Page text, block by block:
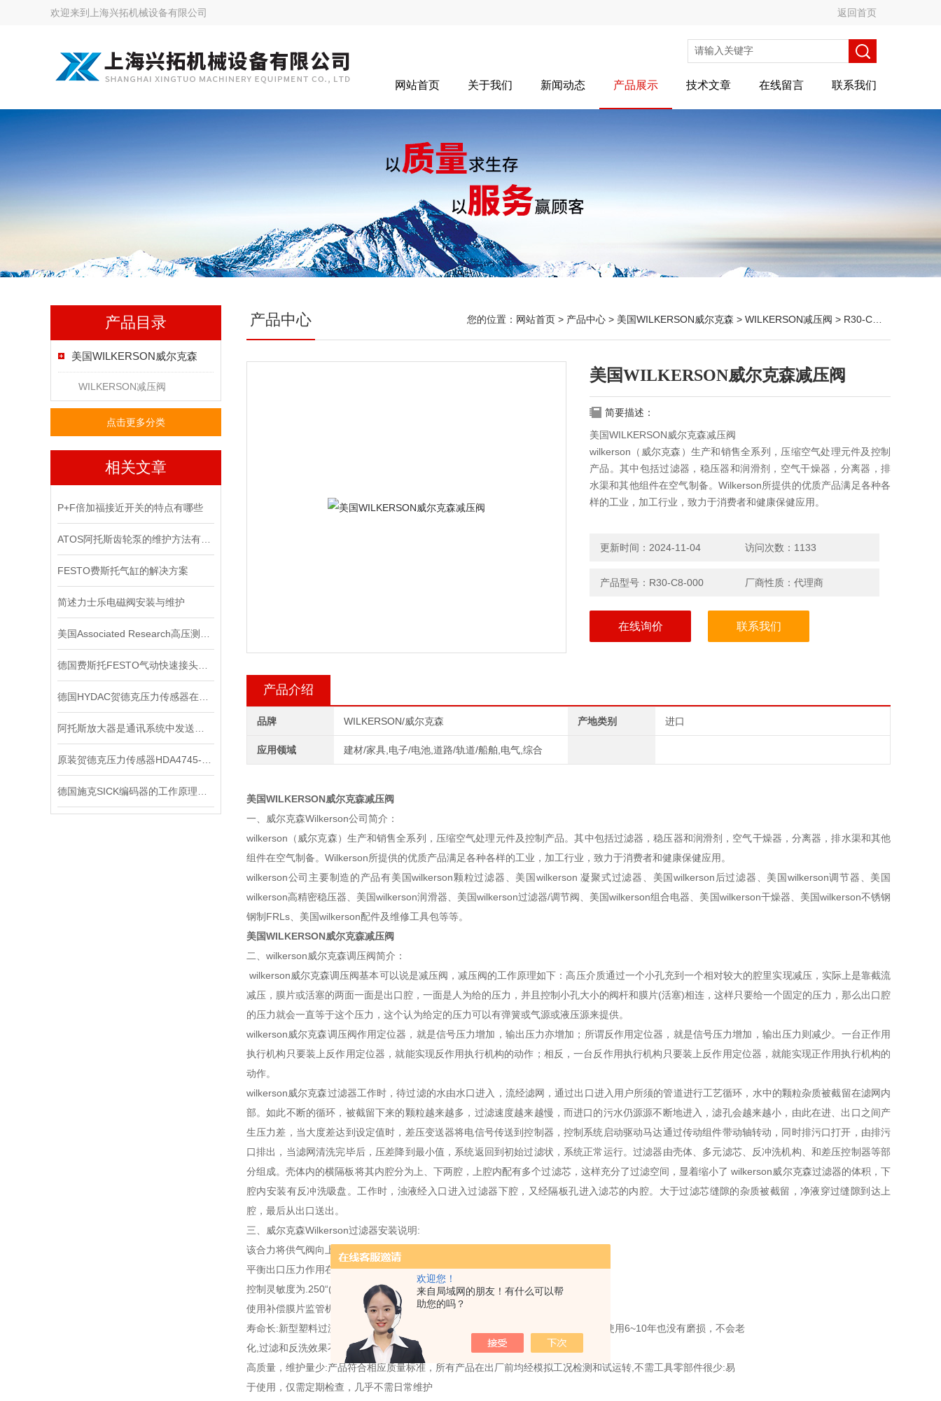
欢迎您！
来自局域网的朋友！有什么可以帮
助您的吗？
欢迎来到 上海兴拓机械设备有限公司 返回首页
网站首页 关于我们 新闻动态 产品展示 技术文章 在线留言 联系我们
产品目录
美国WILKERSON威尔克森
WILKERSON减压阀
点击更多分类
相关文章
P+F倍加福接近开关的特点有哪些
FESTO费斯托气缸的解决方案
简述力士乐电磁阀安装与维护
产品中心 您的位置： 网站首页 > 产品中心 > 美国WILKERSON威尔克森 > WILKERSON减压阀 > R30-C8-000美国WILKERSON威尔克森减压阀
美国WILKERSON威尔克森减压阀
简要描述：
美国WILKERSON威尔克森减压阀
wilkerson（威尔克森）生产和销售全系列，压缩空气处理元件及控制
产品。其中包括过滤器，稳压器和润滑剂，空气干燥器，分离器，排
水渠和其他组件在空气制备。Wilkerson所提供的优质产品满足各种各
样的工业，加工行业，致力于消费者和健康保健应用。
更新时间：2024-11-04 访问次数：1133
产品型号：R30-C8-000 厂商性质：代理商
在线询价 联系我们
产品介绍
品牌 WILKERSON/威尔克森 产地类别 进口
应用领域 建材/家具,电子/电池,道路/轨道/船舶,电气,综合
美国WILKERSON威尔克森减压阀
一、威尔克森Wilkerson公司简介：
wilkerson（威尔克森）生产和销售全系列，压缩空气处理元件及控制产品。其中包括过滤器，稳压器和润滑剂，空气干燥器，分离器，排水渠和其他
组件在空气制备。Wilkerson所提供的优质产品满足各种各样的工业，加工行业，致力于消费者和健康保健应用。
wilkerson公司主要制造的产品有美国wilkerson颗粒过滤器、美国wilkerson 凝聚式过滤器、美国wilkerson后过滤器、美国wilkerson调节器、美国
wilkerson高精密稳压器、美国wilkerson润滑器、美国wilkerson过滤器/调节阀、美国wilkerson组合电器、美国wilkerson干燥器、美国wilkerson不锈钢
钢制FRLs、美国wilkerson配件及维修工具包等等。
美国WILKERSON威尔克森减压阀
二、wilkerson威尔克森调压阀简介：
wilkerson威尔克森调压阀基本可以说是减压阀，减压阀的工作原理如下：高压介质通过一个小孔充到一个相对较大的腔里实现减压，实际上是靠截流
减压，膜片或活塞的两面一面是出口腔，一面是人为给的压力，并且控制小孔大小的阀杆和膜片(活塞)相连，这样只要给一个固定的压力，那么出口腔
的压力就会一直等于这个压力，这个认为给定的压力可以有弹簧或气源或液压源来提供。
wilkerson威尔克森调压阀作用定位器，就是信号压力增加，输出压力亦增加；所谓反作用定位器，就是信号压力增加，输出压力则减少。一台正作用
执行机构只要装上反作用定位器，就能实现反作用执行机构的动作；相反，一台反作用执行机构只要装上反作用定位器，就能实现正作用执行机构的
动作。
wilkerson威尔克森过滤器工作时，待过滤的水由水口进入，流经滤网，通过出口进入用户所须的管道进行工艺循环，水中的颗粒杂质被截留在滤网内
部。如此不断的循环，被截留下来的颗粒越来越多，过滤速度越来越慢，而进口的污水仍源源不断地进入，滤孔会越来越小，由此在进、出口之间产
生压力差，当大度差达到设定值时，差压变送器将电信号传送到控制器，控制系统启动驱动马达通过传动组件带动轴转动，同时排污口打开，由排污
口排出，当滤网清洗完毕后，压差降到最小值，系统返回到初始过滤状，系统正常运行。过滤器由壳体、多元滤芯、反冲洗机构、和差压控制器等部
分组成。壳体内的横隔板将其内腔分为上、下两腔，上腔内配有多个过滤芯，这样充分了过滤空间，显着缩小了 wilkerson威尔克森过滤器的体积，下
腔内安装有反冲洗吸盘。工作时，浊液经入口进入过滤器下腔，又经隔板孔进入滤芯的内腔。大于过滤芯缝隙的杂质被截留，净液穿过缝隙到达上
腔，最后从出口送出。
三、威尔克森Wilkerson过滤器安装说明:
该合力将供气阀向上移动以减小空气流向出口端口。
平衡出口压力作用在膜片顶部和底部的力部件。
控制灵敏度为.250“(.63厘米)水柱变化允许在精度上使用应用。
使用补偿膜片监管机构不受影响通过供应压力的变化。
寿命长:新型塑料过滤元件坚固、无磨损、无腐蚀、极少结垢，经多年I业实用验证，使用6~10年也没有磨损，不会老
化,过滤和反洗效果不会因使用时间而变差。
高质量，维护量少:产品符合相应质量标准，所有产品在出厂前均经模拟工况检测和试运转,不需工具零部件很少:易
于使用，仅需定期检查，几乎不需日常维护